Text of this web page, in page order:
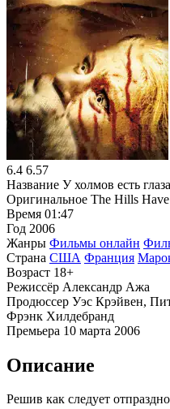
6.4 6.57
Название У холмов есть глаза
Оригинальное The Hills
Время 01:47
Год 2006
Жанры Фильмы онлайн
Страна США Франция
Возраст 18+
Режиссёр Александр Ажа
Продюссер Уэс Крэйвен,
Фрэнк Хилдебранд
Премьера 10 марта 2006
Описание
Решив как следует